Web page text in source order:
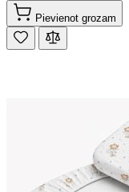
Pievienot grozam